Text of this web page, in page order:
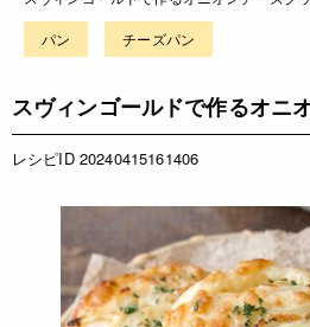
パン チーズパン
スヴィンゴールドで作るオニ
レシピID 20240415161406